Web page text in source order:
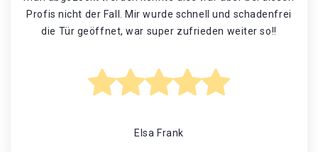
Profis nicht der Fall. Mir wurde schnell und schadenfrei
die Tür geöffnet, war super zufrieden weiter so!!
Elsa Frank